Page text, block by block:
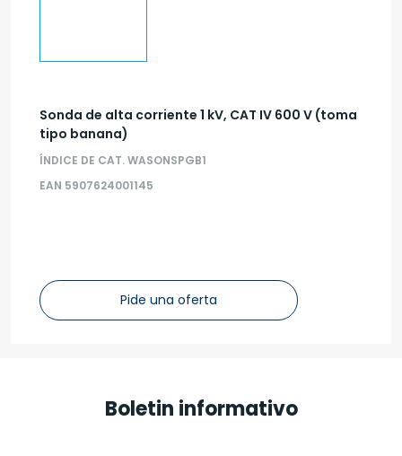
Sonda de alta corriente 1 kV, CAT IV 600 V (toma
tipo banana)
ÍNDICE DE CAT. WASONSPGB1
EAN 5907624001145
Pide una oferta
Boletin informativo